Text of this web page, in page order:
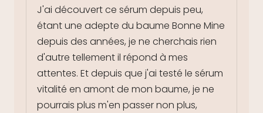
5
J'ai découvert ce sérum depuis peu,
étant une adepte du baume Bonne Mine
depuis des années, je ne cherchais rien
d'autre tellement il répond à mes
attentes. Et depuis que j'ai testé le sérum
vitalité en amont de mon baume, je ne
pourrais plus m'en passer non plus,